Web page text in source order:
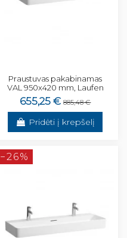
Praustuvas pakabinamas
VAL 950x420 mm, Laufen
655,25 € 885,48 €
Pridėti į krepšelį
−26%